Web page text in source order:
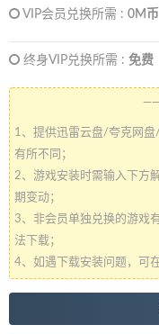
VIP会员兑换所需 : 0M币
终身VIP兑换所需 : 免费
1、提供迅雷云盘/夸克网
有所不同；
2、游戏安装时需输入下方
期变动；
3、非会员单独兑换的游戏
法下载；
4、如遇下载安装问题，可